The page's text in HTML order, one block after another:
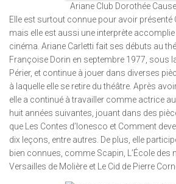
Ariane Club Dorothée
Elle est surtout connue pour avoir présenté
mais elle est aussi une interprète accomplie
cinéma. Ariane Carletti fait ses débuts au
Françoise Dorin en septembre 1977, sous
Périer, et continue à jouer dans diverses
à laquelle elle se retire du théâtre. Après
elle a continué à travailler comme actrice
huit années suivantes, jouant dans des
que Les Contes d’Ionesco et Comment
dix leçons, entre autres. De plus, elle
bien connues, comme Scapin, L’École des
Versailles de Molière et Le Cid de Pierre